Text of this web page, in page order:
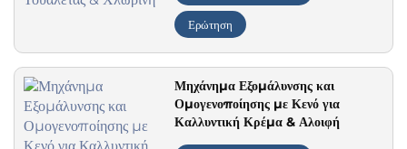
Ερώτηση
Μηχάνημα Εξομάλυνσης και
Ομογενοποίησης με Κενό για
Καλλυντική Κρέμα & Αλοιφή